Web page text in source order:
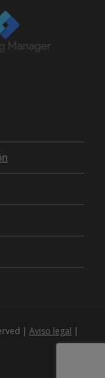
| Aviso legal |